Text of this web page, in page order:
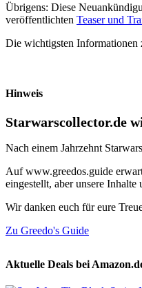
Übrigens: Diese
veröffentlichten Teaser und
Die wichtigsten Informationen
Hinweis
Starwarscollector.de
Nach einem Jahrzehnt
Auf www.greedos.guide
eingestellt, aber unsere
Wir danken euch für eure
Zu Greedo's Guide
Aktuelle Deals bei